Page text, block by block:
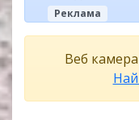
Реклама
Веб